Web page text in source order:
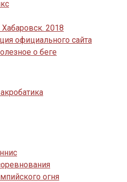
2018
официального сайта
о беге
огня